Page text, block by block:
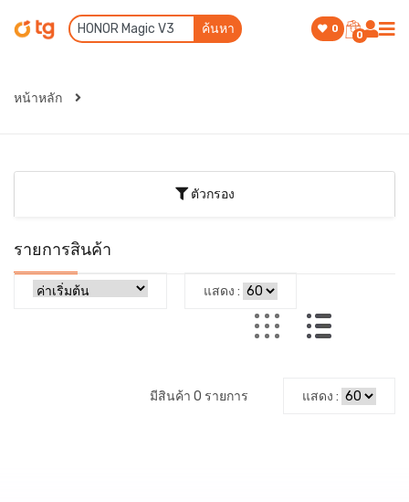
ค้นหา 0
0
หน้าหลัก
ตัวกรอง
รายการสินค้า
แสดง :
มีสินค้า 0 รายการ แสดง :